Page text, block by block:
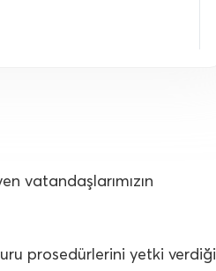
vatandaşlarımızın
prosedürlerini yetki verdiği